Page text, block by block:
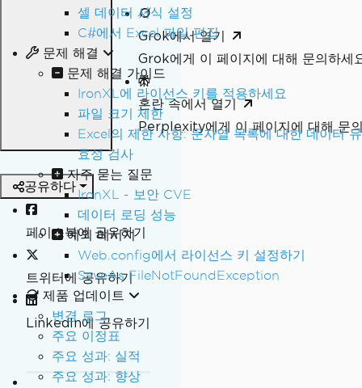
셀 데이터 서식 설정
C#에서 Excel 파일 편집
문제 해결
문제 해결 가이드
IronXL에 라이선스 키를 적용하세요
파일 크기 제한
Excel의 제한 사항: 문자열 목록에 대한 데이터 유
효성 검사
자주 묻는 질문
IronXL - 보안 CVE
데이터 로딩 성능
예외 메시지
Web.config에서 라이선스 키 설정하기
SaveAs FileNotFoundException
제품 업데이트
변경 로그
주요 이정표
주요 성과: 실적
주요 성과: 향상
Grok에서 열기
Grok에게 이 페이지에 대해 문의하세
혼란 속에서 열기
Perplexity에게 이 페이지에 대해 문
공유하다
페이스북에 공유하기
트위터에 공유하기
LinkedIn에 공유하기